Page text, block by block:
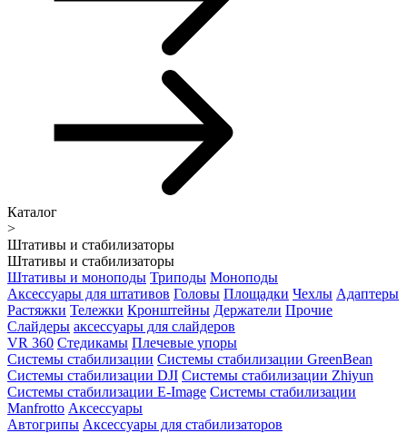
Каталог
>
Штативы и стабилизаторы
Штативы и стабилизаторы
Штативы и моноподы Триподы Моноподы
Аксессуары для штативов Головы Площадки Чехлы Адаптеры
Растяжки Тележки Кронштейны Держатели Прочие
Слайдеры аксессуары для слайдеров
VR 360 Стедикамы Плечевые упоры
Системы стабилизации Системы стабилизации GreenBean
Системы стабилизации DJI Системы стабилизации Zhiyun
Системы стабилизации E-Image Системы стабилизации
Manfrotto Аксессуары
Автогрипы Аксессуары для стабилизаторов